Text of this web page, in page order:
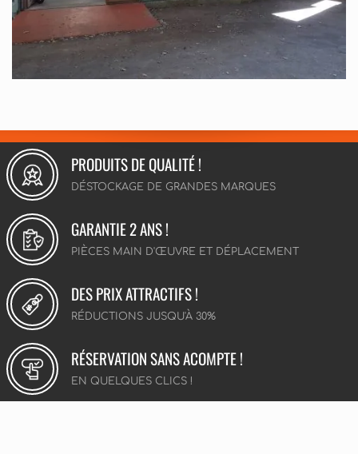
PRODUITS DE QUALITÉ !
DÉSTOCKAGE DE GRANDES MARQUES
GARANTIE 2 ANS !
PIÈCES MAIN D'ŒUVRE ET DÉPLACEMENT
DES PRIX ATTRACTIFS !
RÉDUCTIONS JUSQU'À 30%
RÉSERVATION SANS ACOMPTE !
EN QUELQUES CLICS !